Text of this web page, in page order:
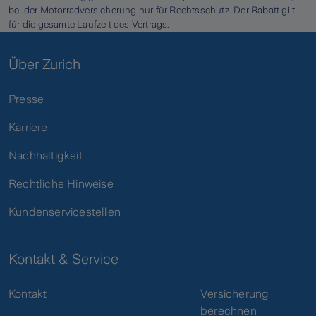
bei der Motorradversicherung nur für Rechtsschutz. Der Rabatt gilt
für die gesamte Laufzeit des Vertrags.
Über Zurich
Presse
Karriere
Nachhaltigkeit
Rechtliche Hinweise
Kundenservicestellen
Kontakt & Service
Kontakt
Versicherung
berechnen